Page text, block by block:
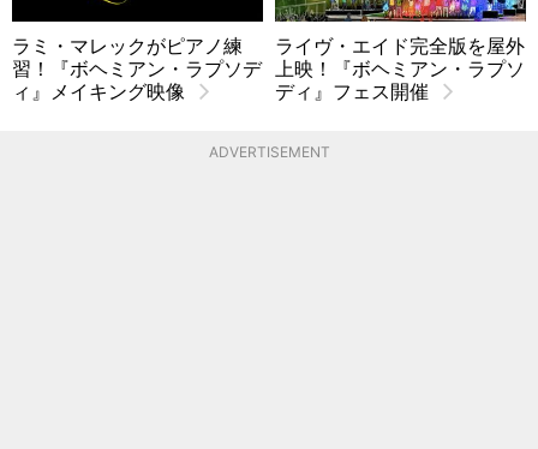
ラミ・マレックがピアノ練
習！『ボヘミアン・ラプソデ
ィ』メイキング映像
ライヴ・エイド完全版を屋外
上映！『ボヘミアン・ラプソ
ディ』フェス開催
ADVERTISEMENT